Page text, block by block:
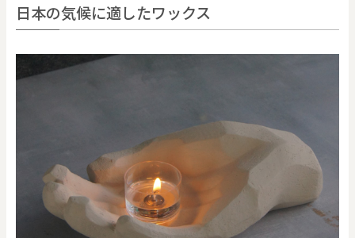
日本の気候に適したワックス